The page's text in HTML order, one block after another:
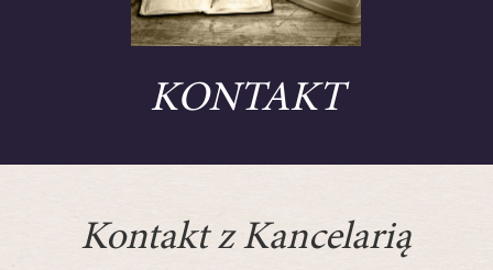
KONTAKT
Kontakt z Kancelarią